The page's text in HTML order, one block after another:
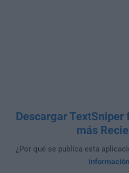
Descargar TextSniper
más
¿Por qué se publica esta